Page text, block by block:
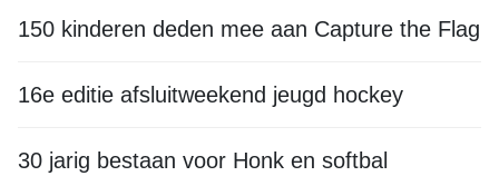
150 kinderen deden mee aan Capture the Flag
16e editie afsluitweekend jeugd hockey
30 jarig bestaan voor Honk en softbal